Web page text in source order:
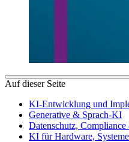
Auf dieser Seite
KI-Entwicklung und
Generative & Sprach-KI
Datenschutz,
KI für Hardware,